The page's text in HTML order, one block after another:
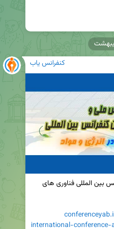
کنفرانس یاب
international-